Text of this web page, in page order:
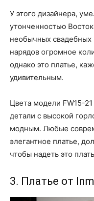
У этого дизайнера,
утонченностью
необычных свадебных
нарядов огромное
однако это платье,
удивительным.
Цвета модели FW15-
детали с высокой
модным. Любые
элегантное платье,
чтобы надеть это
3. Платье от